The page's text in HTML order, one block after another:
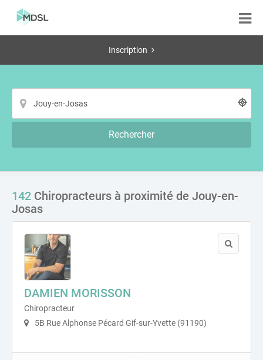
Inscription
Rechercher
142 Chiropracteurs à proximité de Jouy-en-
Josas
DAMIEN MORISSON
Chiropracteur
5B Rue Alphonse Pécard Gif-sur-Yvette (91190)